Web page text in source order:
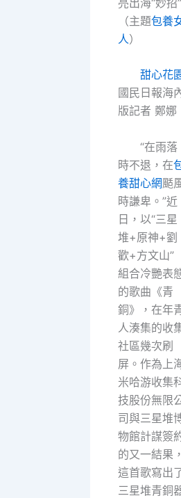
（主題包養
人）
甜心花
國民日報海
版記者 鄭娜
“在雨落
時不退，在
養甜心網颳
時謙卑。”近
日，以“三星
堆+原神+劉
歡+方文山”
組合冷艷表
的歌曲《青
銅》，在年
人湊集的收
社區幾次刷
屏。作為上
米哈游收集
技股份無限
司與三星堆
物館計謀簽
的又一結果，
這首歌寫出
三星堆青銅